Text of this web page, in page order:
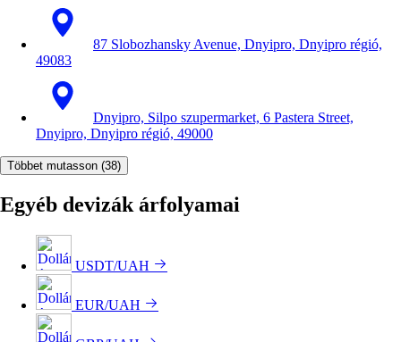
87 Slobozhansky Avenue, Dnyipro, Dnyipro régió,
49083
Dnyipro, Silpo szupermarket, 6 Pastera Street,
Dnyipro, Dnyipro régió, 49000
Többet mutasson (38)
Egyéb devizák árfolyamai
USDT/UAH
EUR/UAH